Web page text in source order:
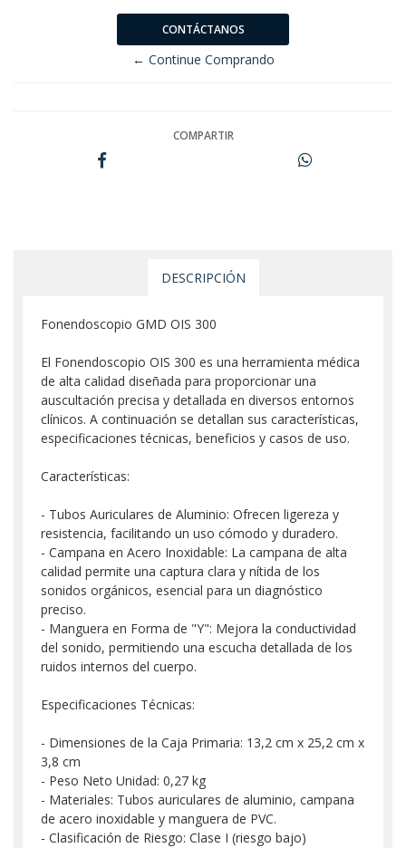
CONTÁCTANOS
← Continue Comprando
COMPARTIR
DESCRIPCIÓN
Fonendoscopio GMD OIS 300
El Fonendoscopio OIS 300 es una herramienta médica
de alta calidad diseñada para proporcionar una
auscultación precisa y detallada en diversos entornos
clínicos. A continuación se detallan sus características,
especificaciones técnicas, beneficios y casos de uso.
Características:
- Tubos Auriculares de Aluminio: Ofrecen ligereza y
resistencia, facilitando un uso cómodo y duradero.
- Campana en Acero Inoxidable: La campana de alta
calidad permite una captura clara y nítida de los
sonidos orgánicos, esencial para un diagnóstico
preciso.
- Manguera en Forma de "Y": Mejora la conductividad
del sonido, permitiendo una escucha detallada de los
ruidos internos del cuerpo.
Especificaciones Técnicas:
- Dimensiones de la Caja Primaria: 13,2 cm x 25,2 cm x
3,8 cm
- Peso Neto Unidad: 0,27 kg
- Materiales: Tubos auriculares de aluminio, campana
de acero inoxidable y manguera de PVC.
- Clasificación de Riesgo: Clase I (riesgo bajo)